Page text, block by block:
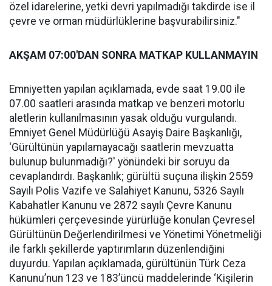
özel idarelerine, yetki devri yapılmadığı takdirde ise il
çevre ve orman müdürlüklerine başvurabilirsiniz."
AKŞAM 07:00'DAN SONRA MATKAP KULLANMAYIN
Emniyetten yapılan açıklamada, evde saat 19.00 ile
07.00 saatleri arasında matkap ve benzeri motorlu
aletlerin kullanılmasının yasak olduğu vurgulandı.
Emniyet Genel Müdürlüğü Asayiş Daire Başkanlığı,
'Gürültünün yapılamayacağı saatlerin mevzuatta
bulunup bulunmadığı?' yönündeki bir soruyu da
cevaplandırdı. Başkanlık; gürültü suçuna ilişkin 2559
Sayılı Polis Vazife ve Salahiyet Kanunu, 5326 Sayılı
Kabahatler Kanunu ve 2872 sayılı Çevre Kanunu
hükümleri çerçevesinde yürürlüğe konulan Çevresel
Gürültünün Değerlendirilmesi ve Yönetimi Yönetmeliği
ile farklı şekillerde yaptırımların düzenlendiğini
duyurdu. Yapılan açıklamada, gürültünün Türk Ceza
Kanunu’nun 123 ve 183’üncü maddelerinde ‘Kişilerin